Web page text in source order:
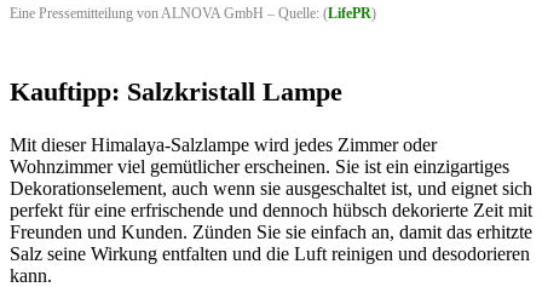
Eine Pressemitteilung von ALNOVA GmbH – Quelle: (LifePR)
Kauftipp: Salzkristall Lampe
Mit dieser Himalaya-Salzlampe wird jedes Zimmer oder
Wohnzimmer viel gemütlicher erscheinen. Sie ist ein einzigartiges
Dekorationselement, auch wenn sie ausgeschaltet ist, und eignet sich
perfekt für eine erfrischende und dennoch hübsch dekorierte Zeit mit
Freunden und Kunden. Zünden Sie sie einfach an, damit das erhitzte
Salz seine Wirkung entfalten und die Luft reinigen und desodorieren
kann.